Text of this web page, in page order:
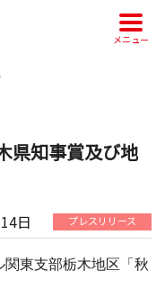
メニュー
県知事賞及び地
日 プレスリリース
関東支部栃木地区「秋